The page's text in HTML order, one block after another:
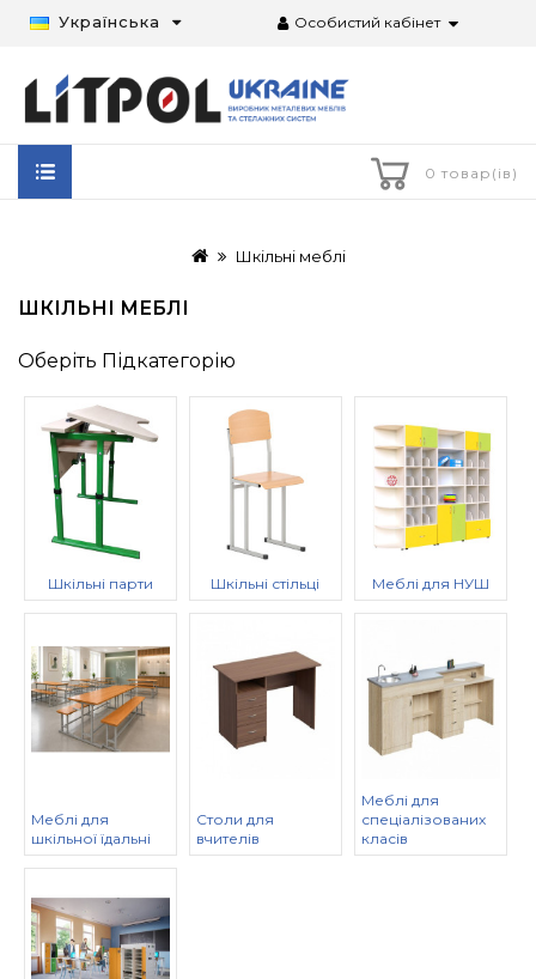
Українська Особистий кабінет
0 товар(ів)
Шкільні меблі
ШКІЛЬНІ МЕБЛІ
Оберіть Підкатегорію
Шкільні парти Шкільні стільці Меблі для НУШ
Меблі для
шкільної їдальні
Столи для
вчителів
Меблі для
спеціалізованих
класів